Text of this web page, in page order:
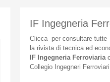
IF Ingegneria
Cliccaper consultare tutte
la rivista di tecnica ed
IF Ingegneria Ferroviaria
Collegio
Ingegneri Ferroviari